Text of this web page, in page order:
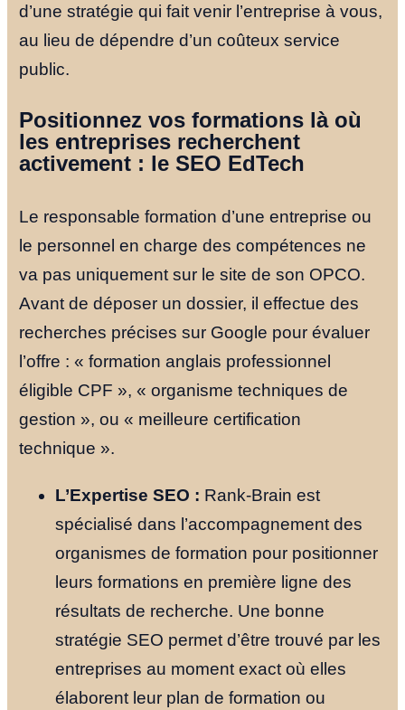
d’une stratégie qui fait venir l’entreprise à vous,
au lieu de dépendre d’un coûteux service
public.
Positionnez vos formations là où
les entreprises recherchent
activement : le SEO EdTech
Le responsable formation d’une entreprise ou
le personnel en charge des compétences ne
va pas uniquement sur le site de son OPCO.
Avant de déposer un dossier, il effectue des
recherches précises sur Google pour évaluer
l’offre : « formation anglais professionnel
éligible CPF », « organisme techniques de
gestion », ou « meilleure certification
technique ».
L’Expertise SEO : Rank-Brain est
spécialisé dans l’accompagnement des
organismes de formation pour positionner
leurs formations en première ligne des
résultats de recherche. Une bonne
stratégie SEO permet d’être trouvé par les
entreprises au moment exact où elles
élaborent leur plan de formation ou